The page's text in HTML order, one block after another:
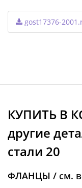
gost17376-
КУПИТЬ В
другие
стали 20
ФЛАНЦЫ / см.